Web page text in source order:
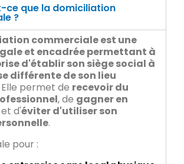
ce que la domiciliation
?
commerciale est une
et encadrée permettant à
d'établir son siège social à
différente de son lieu
Elle permet de recevoir du
, de gagner en
et d'éviter d'utiliser son
.
pour :